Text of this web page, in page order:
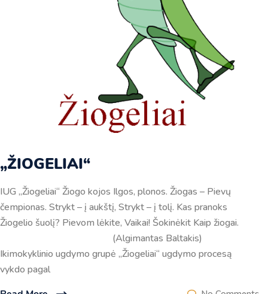
„ŽIOGELIAI“
IUG „Žiogeliai“ Žiogo kojos Ilgos, plonos. Žiogas – Pievų
čempionas. Strykt – į aukštį, Strykt – į tolį. Kas pranoks
Žiogelio šuolį? Pievom lėkite, Vaikai! Šokinėkit Kaip žiogai.
(Algimantas Baltakis)
Ikimokyklinio ugdymo grupė „Žiogeliai“ ugdymo procesą
vykdo pagal